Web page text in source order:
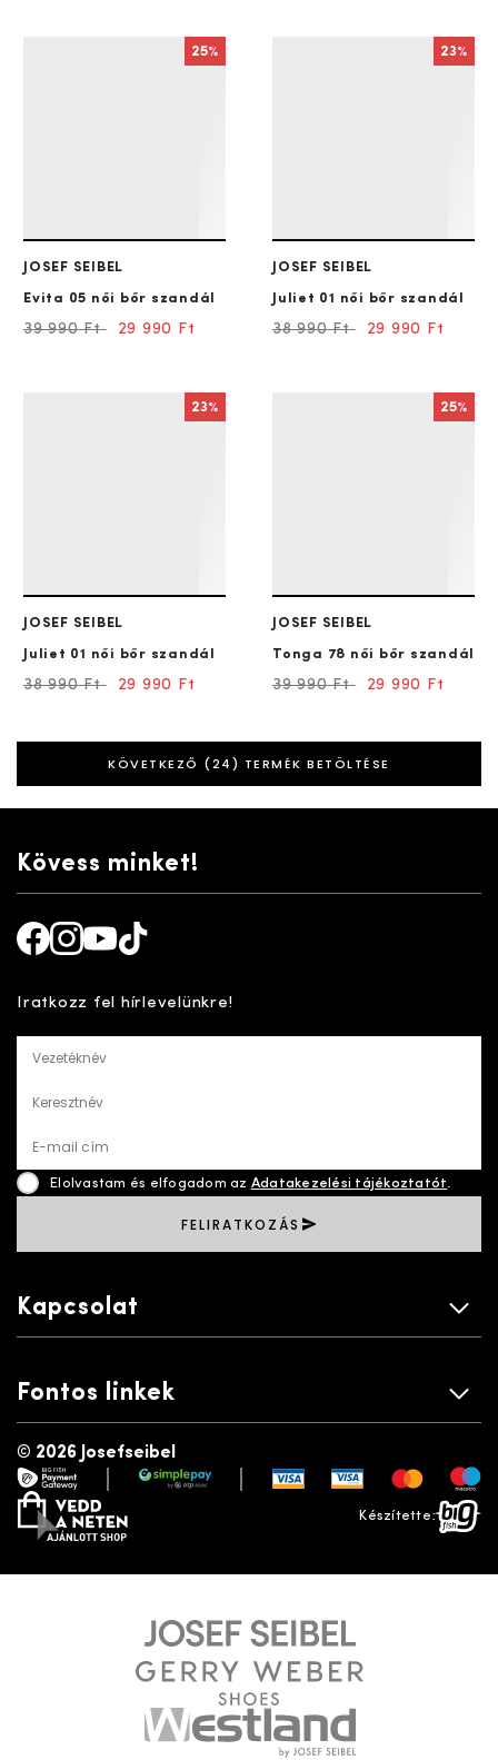
25%
JOSEF SEIBEL
Evita 05 női bőr szandál
39 990 Ft 29 990 Ft
23%
JOSEF SEIBEL
Juliet 01 női bőr szandál
38 990 Ft 29 990 Ft
23%
JOSEF SEIBEL
Juliet 01 női bőr szandál
38 990 Ft 29 990 Ft
25%
JOSEF SEIBEL
Tonga 78 női bőr szandál
39 990 Ft 29 990 Ft
KÖVETKEZŐ (24) TERMÉK BETÖLTÉSE
Kövess minket!
Iratkozz fel hírlevelünkre!
Vezetéknév
Keresztnév
E-mail cím
Elolvastam és elfogadom az Adatakezelési tájékoztatót.
FELIRATKOZÁS
Kapcsolat
Fontos linkek
© 2026 Josefseibel
payment gatewaysimplepay
vedd a neten
Készítette:bigfish